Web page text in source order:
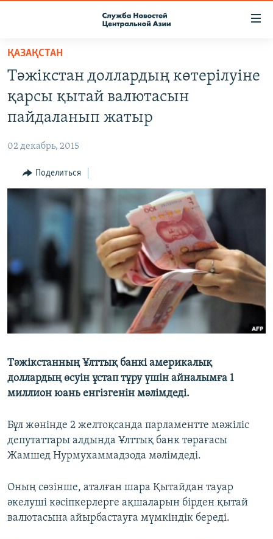
Вернуться
основному
содержанию
Вернутся
главной
навигации
Вернутся
поиску
КОНТАКТЫ
НАСТОЯЩЕЕ ВРЕМЯ
МИГРАНТ МЕДИА
ҚАЗАҚСТАН
Тәжікстан доллардың көтерілуіне
қарсы қытай валютасын
пайдаланып жатыр
02 декабрь, 2015
Поделиться
Тәжікстанның Ұлттық банкі америкалық
доллардың өсуін ұстап тұру үшін айналымға 1
миллион юань енгізгенін мәлімдеді.
Бұл жөнінде 2 желтоқсанда парламентте мәжіліс
депутаттары алдында Ұлттық банк төрағасы
Жамшед Нурмухаммадзода мәлімдеді.
Оның сөзінше, аталған шара Қытайдан тауар
әкелуші кәсіпкерлерге ақшаларын бірден қытай
валютасына айырбастауға мүмкіндік береді.